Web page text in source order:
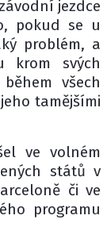
jezdce
pokud se u
problém, a
krom svých
všech
tamějšími
ve volném
států v
či ve
programu